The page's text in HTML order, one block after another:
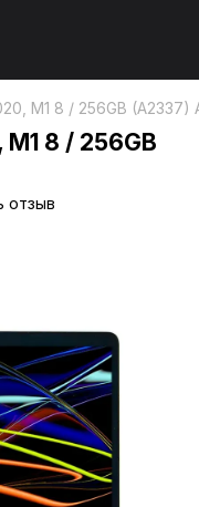
М1 8 / 256GB
М1 8 / 256GB
отзыв